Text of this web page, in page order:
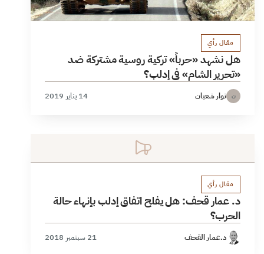
مقال رأي
هل نشهد «حرباً» تركية روسية مشتركة ضد
«تحرير الشام» في إدلب؟
ن نوار شعبان 14 يناير 2019
مقال رأي
د. عمار قحف: هل يفلح اتفاق إدلب بإنهاء حالة
الحرب؟
د.عمار القحف 21 سبتمبر 2018